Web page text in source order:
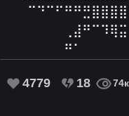
4779 18 74к